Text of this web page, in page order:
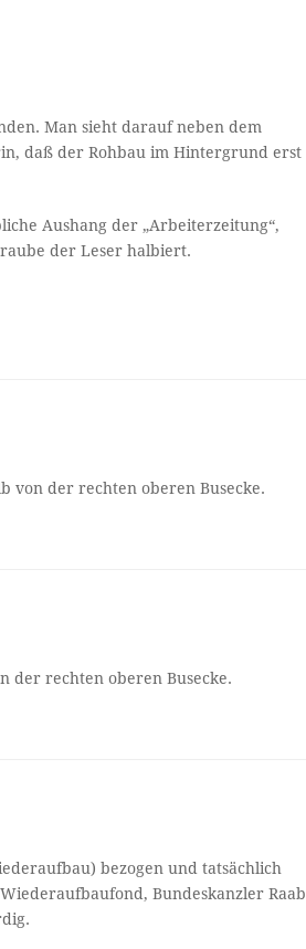
Man sieht darauf neben dem
daß der Rohbau im Hintergrund erst
Aushang der „Arbeiterzeitung“,
der Leser halbiert.
von der rechten oberen Busecke.
der rechten oberen Busecke.
bezogen und tatsächlich
Bundeskanzler Raab